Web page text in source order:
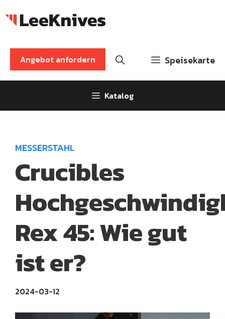
Inhalt
Speisekarte
Angebot anfordern
Katalog
MESSERSTAHL
Crucibles
Rex 45: Wie gut
ist er?
2024-03-12